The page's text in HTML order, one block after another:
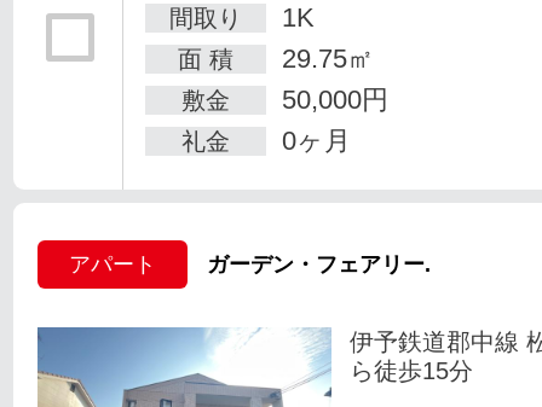
間取り
1K
面 積 29.75㎡
敷金 50,000円
礼金 0ヶ月
アパート ガーデン・フェアリー.
伊予鉄道郡中線
ら徒歩15分